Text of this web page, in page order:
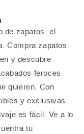
de zapatos, el
Compra zapatos
y descubre
feroces
quieren. Con
y exclusivas
es fácil. Ve a lo
tu